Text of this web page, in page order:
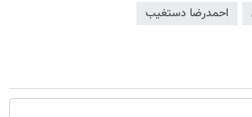
احمدرضا دستغیب